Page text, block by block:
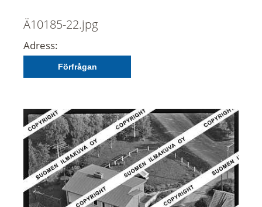
Ä10185-22.jpg
Adress:
Förfrågan